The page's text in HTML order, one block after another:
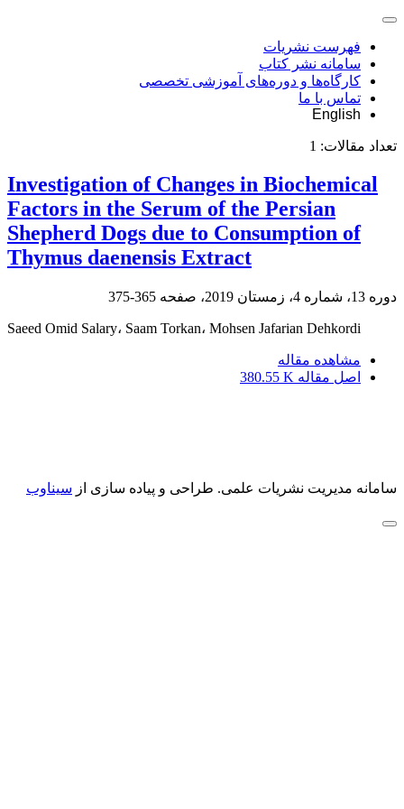
فهرست نشریات
سامانه نشر کتاب
کارگاه‌ها و دوره‌های آموزشی تخصصی
تماس با ما
English
تعداد مقالات: 1
Investigation of Changes in Biochemical
Factors in the Serum of the Persian
Shepherd Dogs due to Consumption of
Thymus daenensis Extract
دوره 13، شماره 4، زمستان 2019، صفحه 365-375
Saeed Omid Salary، Saam Torkan، Mohsen Jafarian Dehkordi
مشاهده مقاله
اصل مقاله 380.55 K
سامانه مدیریت نشریات علمی. طراحی و پیاده سازی از سیناوب